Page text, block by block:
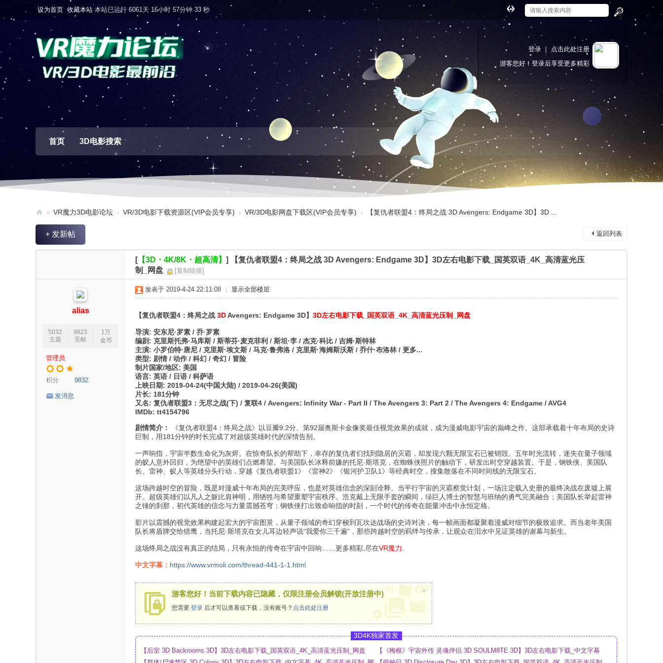
设为首页 收藏本站 本站已运行 6061天 16小时 57分钟 34 秒
索
切
换
宽
版
登录
点击此处注册
游客您好！登录后享受更多精彩
首页 3D电影搜索
V
» VR魔力3D电影论坛 › VR/3D电影下载资源区(VIP会员专享) › VR/3D电影网盘下载区(VIP会员专享) › 【复仇者联盟4：终局之战 3D Avengers: Endgame 3D】3D ...
返回列表
+ 发新帖
[【3D・4K/8K・超高清】 ]
【复仇者联盟4：终局之战 3D Avengers: Endgame 3D】3D左右电影下载_国英双语_4K_高清蓝光压
制_网盘
[复制链接]
alias
5032
主题
9823
贡献
1万
金币
管理员
积分 9832
发消息
发表于 2019-4-24 22:11:08 显示全部楼层
【复仇者联盟4：终局之战 3DAvengers: Endgame 3D】 3D左右电影下载 国英双语_ 4K 高清蓝光压制 网盘
导演: 安东尼·罗素 / 乔·罗素
编剧: 克里斯托弗·马库斯 / 斯蒂芬·麦克菲利 / 斯坦·李 / 杰克·科比 / 吉姆·斯特林
主演: 小罗伯特·唐尼 / 克里斯·埃文斯 / 马克·鲁弗洛 / 克里斯·海姆斯沃斯 / 乔什·布洛林 / 更多...
类型: 剧情 / 动作 / 科幻 / 奇幻 / 冒险
制片国家/地区: 美国
语言: 英语 / 日语 / 科萨语
上映日期: 2019-04-24(中国大陆) / 2019-04-26(美国)
片长: 181分钟
又名: 复仇者联盟3：无尽之战(下) / 复联4 / Avengers: Infinity War - Part II / The Avengers 3: Part 2 / The Avengers 4: Endgame / AVG4
IMDb: tt4154796
剧情简介：
《复仇者联盟4：终局之战》以豆瓣9.2分、第92届奥斯卡金像奖最佳视觉效果的成就，成为漫威电影宇宙的巅峰之作。这部承载着十年布局的史诗
巨制，用181分钟的时长完成了对超级英雄时代的深情告别。
一声响指，宇宙半数生命化为灰烬。在惊奇队长的帮助下，幸存的复仇者们找到隐居的灭霸，却发现六颗无限宝石已被销毁。五年时光流转，迷失在量子领域
的蚁人意外回归，为绝望中的英雄们点燃希望。与美国队长冰释前嫌的托尼·斯塔克，在蜘蛛侠照片的触动下，研发出时空穿越装置。于是，钢铁侠、美国队
长、雷神、蚁人等英雄分头行动，穿越《复仇者联盟1》《雷神2》《银河护卫队1》等经典时空，搜集散落在不同时间线的无限宝石。
这场跨越时空的冒险，既是对漫威十年布局的完美呼应，也是对英雄信念的深刻诠释。当平行宇宙的灭霸察觉计划，一场注定载入史册的最终决战在废墟上展
开。超级英雄们以凡人之躯比肩神明，用牺牲与希望重塑宇宙秩序。浩克戴上无限手套的瞬间，绿巨人博士的智慧与班纳的勇气完美融合；美国队长举起雷神
之锤的刹那，初代英雄的信念与力量震撼苍穹；钢铁侠打出致命响指的时刻，一个时代的传奇在能量冲击中永恒定格。
影片以震撼的视觉效果构建起宏大的宇宙图景，从量子领域的奇幻穿梭到瓦坎达战场的史诗对决，每一帧画面都凝聚着漫威对细节的极致追求。而当老年美国
队长将盾牌交给猎鹰，当托尼·斯塔克在女儿耳边轻声说“我爱你三千遍”，那些跨越时空的羁绊与传承，让观众在泪水中见证英雄的谢幕与新生。
这场终局之战没有真正的结局，只有永恒的传奇在宇宙中回响……更多精彩,尽在VR魔力
中文字幕： https://www.vrmoli.com/thread-441-1-1.html
游客您好！当前下载内容已隐藏，仅限注册会员解锁(开放注册中)
您需要 登录 后才可以查看或下载，没有账号？ 点击此处注册
×
3D4K独家首发
【后室 3D Backrooms 3D】3D左右电影下载_国英双语_4K_高清蓝光压制_网盘
【《梅根》宇宙外传 灵魂伴侣 3D SOULM8TE 3D】3D左右电影下载_中文字幕
_4K_高清蓝光压制_网盘